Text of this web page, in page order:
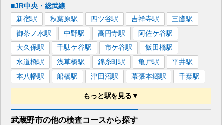
■JR中央・総武線
新宿駅 秋葉原駅 四ツ谷駅 吉祥寺駅 三鷹駅
御茶ノ水駅 中野駅 高円寺駅 阿佐ケ谷駅
大久保駅 千駄ケ谷駅 市ケ谷駅 飯田橋駅
水道橋駅 浅草橋駅 錦糸町駅 亀戸駅 平井駅
本八幡駅 船橋駅 津田沼駅 幕張本郷駅 千葉駅
もっと駅を見る▼
■JR成田エクスプレス
武蔵野市の他の検査コースから探す